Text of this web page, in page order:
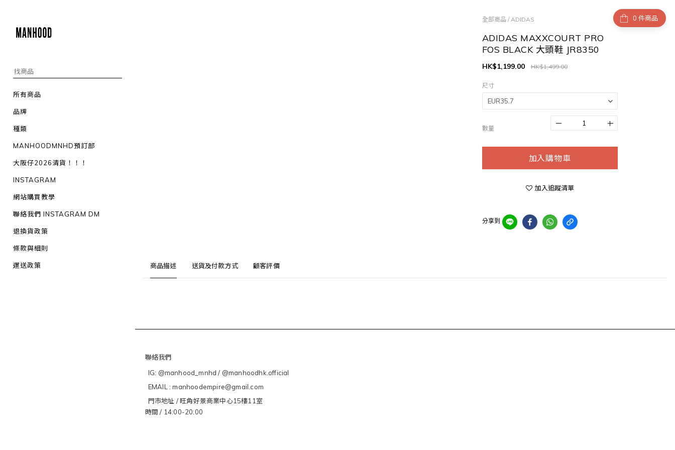
所有商品
品牌
種類
MANHOODMNHD預訂部
大阪仔2026清貨！！！
INSTAGRAM
網站購買教學
聯絡我們 INSTAGRAM DM
退換貨政策
條款與細則
運送政策
件商品
全部商品 /ADIDAS
ADIDAS MAXXCOURT PRO
FOS BLACK 大頭鞋 JR8350
HK$1,499.00
HK$1,199.00
尺寸
數量
加入購物車
加入追蹤清單
分享到
商品描述 送貨及付款方式 顧客評價
聯絡我們
IG: @manhood_mnhd / @manhoodhk.official
EMAIL : manhoodempire@gmail.com
門市地址 / 旺角好景商業中心15樓11室
時間 / 14:00-20:00